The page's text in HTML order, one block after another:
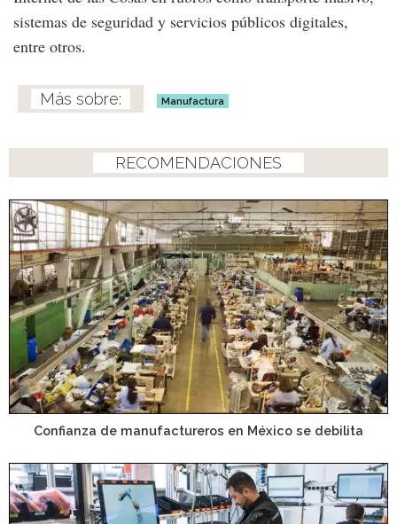
sistemas de seguridad y servicios públicos digitales,
entre otros.
Manufactura
RECOMENDACIONES
Confianza de manufactureros en México se debilita